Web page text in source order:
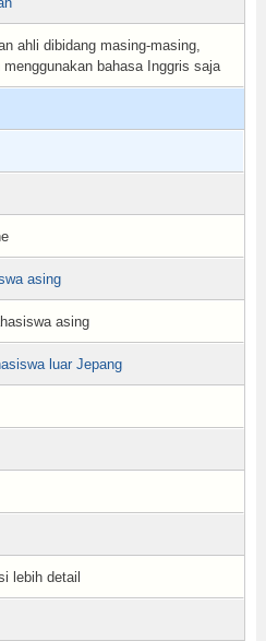
ahli dibidang masing-masing,
bahasa Inggris saja
asing
asing
luar Jepang
lebih detail